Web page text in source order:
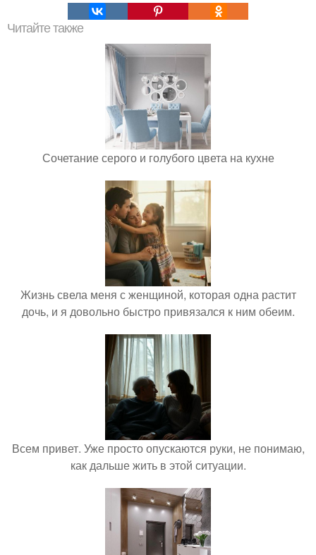
Читайте также
Сочетание серого и голубого цвета на кухне
Жизнь свела меня с женщиной, которая одна растит
дочь, и я довольно быстро привязался к ним обеим.
Всем привет. Уже просто опускаются руки, не понимаю,
как дальше жить в этой ситуации.